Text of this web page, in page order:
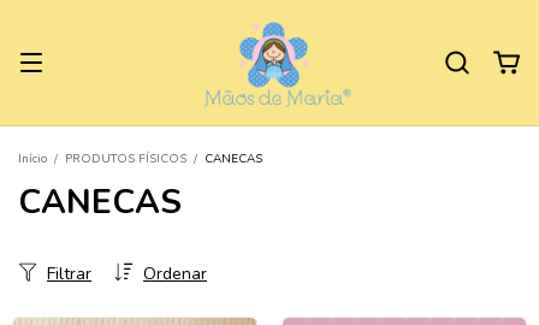
Início / PRODUTOS FÍSICOS / CANECAS
CANECAS
Ordenar
Filtrar